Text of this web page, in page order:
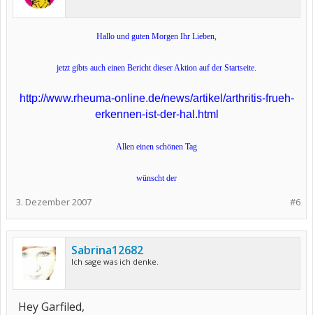
Hallo und guten Morgen Ihr Lieben,
jetzt gibts auch einen Bericht dieser Aktion auf der Startseite.
http://www.rheuma-online.de/news/artikel/arthritis-frueh-
erkennen-ist-der-hal.html
Allen einen schönen Tag
wünscht der
#6
3. Dezember 2007
Sabrina12682
Ich sage was ich denke.
Hey Garfiled,